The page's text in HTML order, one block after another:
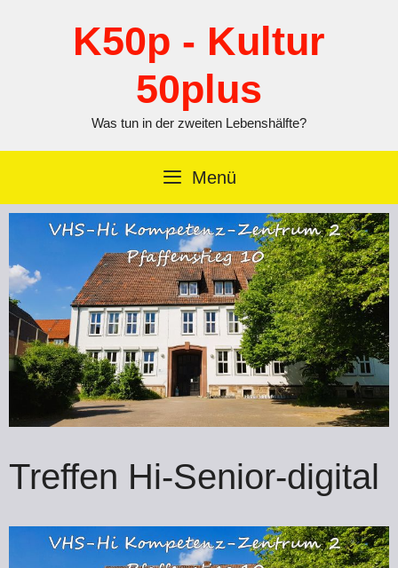
K50p - Kultur
50plus
Was tun in der zweiten Lebenshälfte?
Menü
Treffen Hi-Senior-digital